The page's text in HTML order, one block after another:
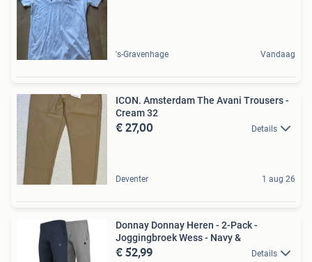
's-Gravenhage Vandaag
ICON. Amsterdam The Avani Trousers -
Cream 32
€ 27,00 Details
Deventer 1 aug 26
Donnay Donnay Heren - 2-Pack -
Joggingbroek Wess - Navy &
€ 52,99 Details